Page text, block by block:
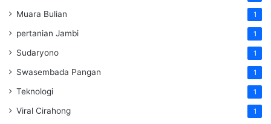
Muara Bulian 1
pertanian Jambi 1
Sudaryono 1
Swasembada Pangan 1
Teknologi 1
Viral Cirahong 1